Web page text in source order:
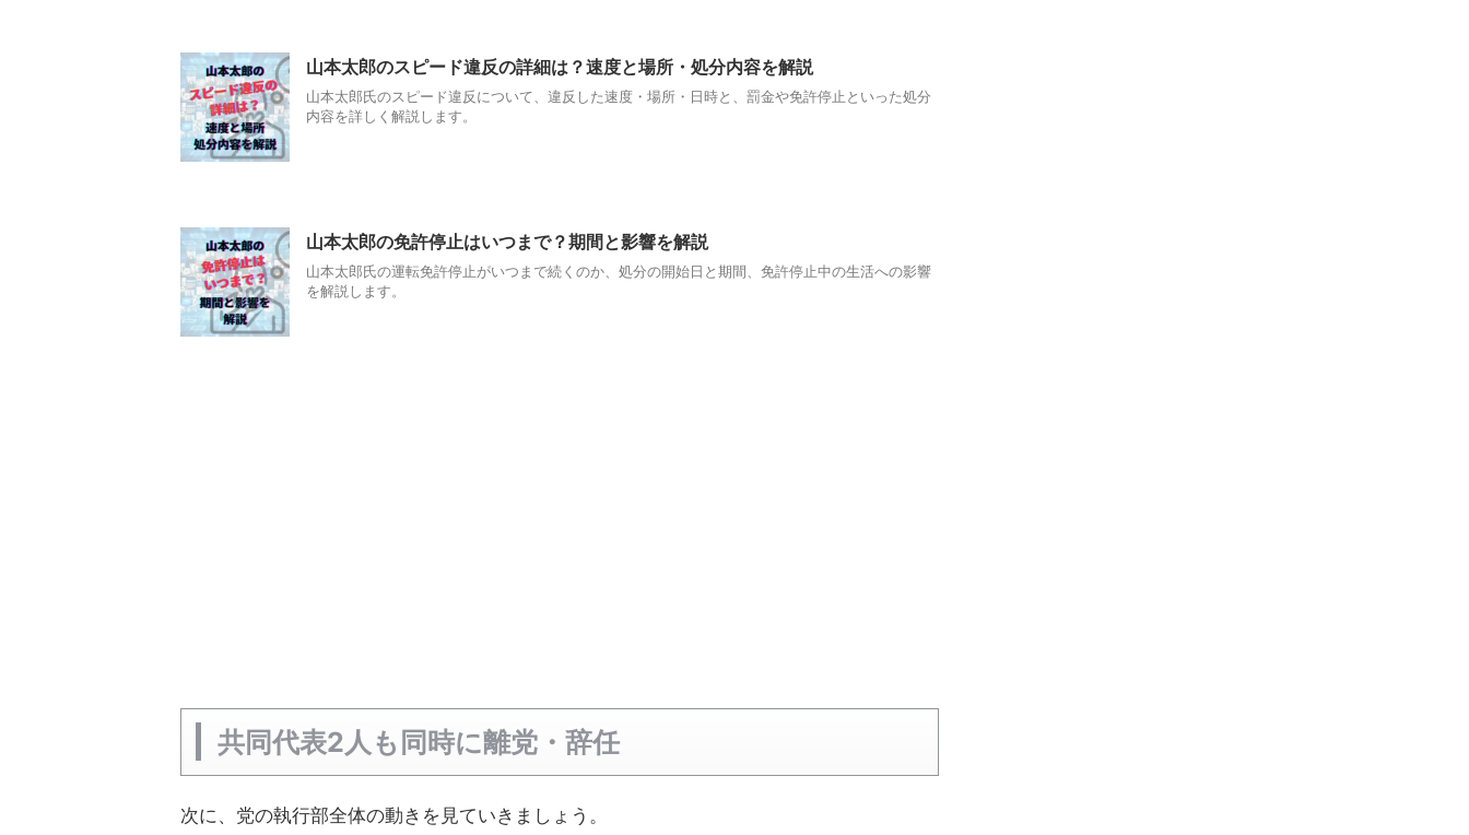
山本太郎のスピード違反の詳細は？速度と場所・処分内容を解説
山本太郎氏のスピード違反について、違反した速度・場所・日時と、罰金や免許停止といった処分
内容を詳しく解説します。
山本太郎の免許停止はいつまで？期間と影響を解説
山本太郎氏の運転免許停止がいつまで続くのか、処分の開始日と期間、免許停止中の生活への影響
を解説します。
共同代表2人も同時に離党・辞任
次に、党の執行部全体の動きを見ていきましょう。